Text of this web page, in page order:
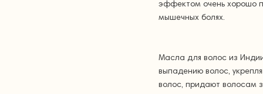
эффектом очень хорошо
мышечных болях.
Масла для волос из
выпадению волос,
волос, придают волосам